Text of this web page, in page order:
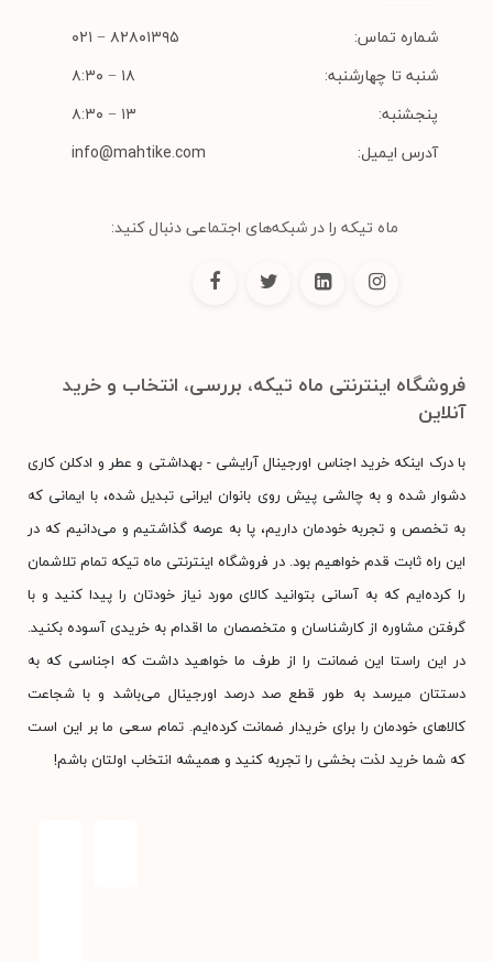
شماره تماس:
۸۲۸۰۱۳۹۵ − ۰۲۱
شنبه تا چهارشنبه:
۱۸ − ۸:۳۰
پنجشنبه:
۱۳ − ۸:۳۰
آدرس ایمیل:
info@mahtike.com
ماه تیکه را در شبکه‌های اجتماعی دنبال کنید:
فروشگاه اینترنتی ماه تیکه، بررسی، انتخاب و خرید
آنلاین
با درک اینکه خرید اجناس اورجینال آرایشی - بهداشتی و عطر و ادکلن کاری
دشوار شده و به چالشی پیش روی بانوان ایرانی تبدیل شده، با ایمانی که
به تخصص و تجربه خودمان داریم، پا به عرصه گذاشتیم و می‌دانیم که در
این راه ثابت قدم خواهیم بود. در فروشگاه اینترنتی ماه تیکه تمام تلاشمان
را کرده‌ایم که به آسانی بتوانید کالای مورد نیاز خودتان را پیدا کنید و با
گرفتن مشاوره از کارشناسان و متخصصان ما اقدام به خریدی آسوده بکنید.
در این راستا این ضمانت را از طرف ما خواهید داشت که اجناسی که به
دستتان میرسد به طور قطع صد درصد اورجینال می‌باشد و با شجاعت
کالاهای خودمان را برای خریدار ضمانت کرده‌ایم. تمام سعی ما بر این است
که شما خرید لذت بخشی را تجربه کنید و همیشه انتخاب اولتان باشم!